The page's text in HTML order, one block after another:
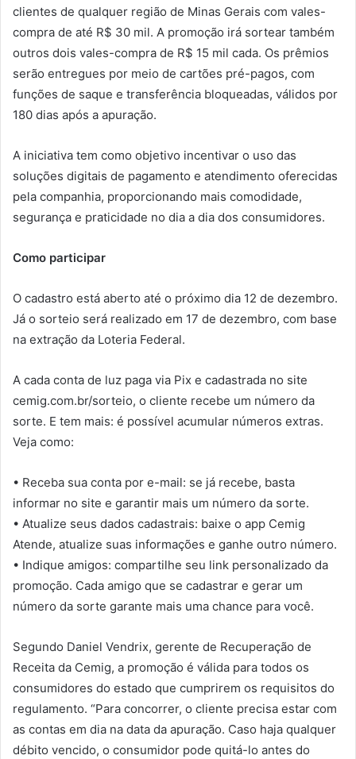
clientes de qualquer região de Minas Gerais com vales-
compra de até R$ 30 mil. A promoção irá sortear também
outros dois vales-compra de R$ 15 mil cada. Os prêmios
serão entregues por meio de cartões pré-pagos, com
funções de saque e transferência bloqueadas, válidos por
180 dias após a apuração.
A iniciativa tem como objetivo incentivar o uso das
soluções digitais de pagamento e atendimento oferecidas
pela companhia, proporcionando mais comodidade,
segurança e praticidade no dia a dia dos consumidores.
Como participar
O cadastro está aberto até o próximo dia 12 de dezembro.
Já o sorteio será realizado em 17 de dezembro, com base
na extração da Loteria Federal.
A cada conta de luz paga via Pix e cadastrada no site
cemig.com.br/sorteio, o cliente recebe um número da
sorte. E tem mais: é possível acumular números extras.
Veja como:
• Receba sua conta por e-mail: se já recebe, basta
informar no site e garantir mais um número da sorte.
• Atualize seus dados cadastrais: baixe o app Cemig
Atende, atualize suas informações e ganhe outro número.
• Indique amigos: compartilhe seu link personalizado da
promoção. Cada amigo que se cadastrar e gerar um
número da sorte garante mais uma chance para você.
Segundo Daniel Vendrix, gerente de Recuperação de
Receita da Cemig, a promoção é válida para todos os
consumidores do estado que cumprirem os requisitos do
regulamento. “Para concorrer, o cliente precisa estar com
as contas em dia na data da apuração. Caso haja qualquer
débito vencido, o consumidor pode quitá-lo antes do